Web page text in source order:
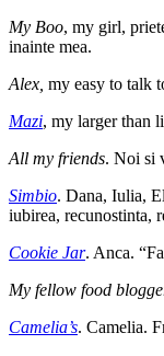
My Boo, my girl,
inainte mea.
Alex, my easy to talk
Mazi, my larger than
All my friends. Noi si
Simbio. Dana, Iulia,
iubirea, recunostinta,
Cookie Jar. Anca.
My fellow food
Camelia’s. Camelia.